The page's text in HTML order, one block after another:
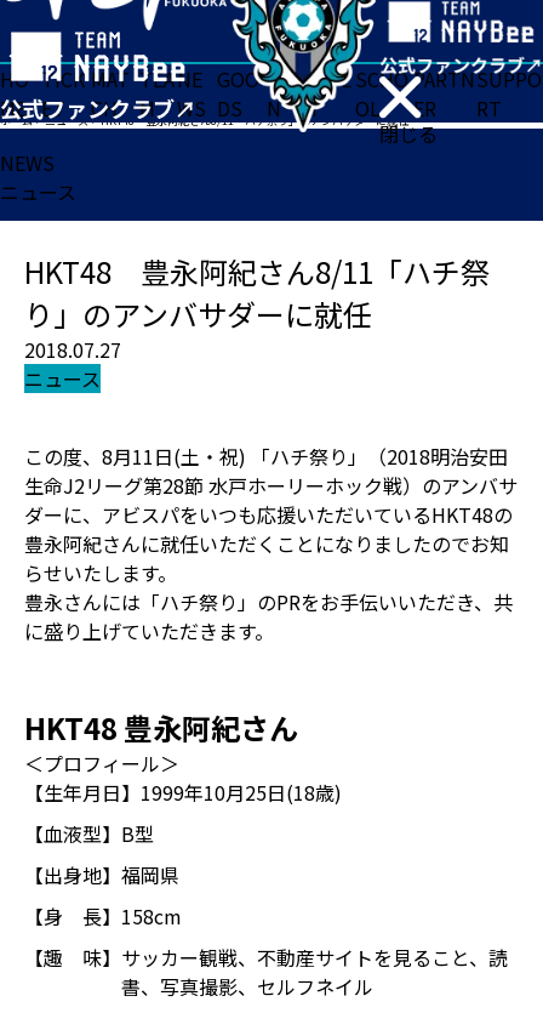
閉じる
HO
ME
TICK
ET
MAT
CH
TEA
M
NE
WS
GOO
DS
FA
N
ACADE
MY
SCHO
OL
PARTN
ER
SUPPO
RT
ホーム>ニュース>HKT48 豊永阿紀さん8/11「ハチ祭り」のアンバサダーに就任
NEWS
ニュース
HKT48 豊永阿紀さん8/11「ハチ祭
り」のアンバサダーに就任
2018.07.27
ニュース
この度、8月11日(土・祝) 「ハチ祭り」（2018明治安田
生命J2リーグ第28節 水戸ホーリーホック戦）のアンバサ
ダーに、アビスパをいつも応援いただいているHKT48の
豊永阿紀さんに就任いただくことになりましたのでお知
らせいたします。
豊永さんには「ハチ祭り」のPRをお手伝いいただき、共
に盛り上げていただきます。
HKT48 豊永阿紀さん
＜プロフィール＞
【生年月日】 1999年10月25日(18歳)
【血液型】 B型
【出身地】 福岡県
【身 長】 158cm
【趣 味】 サッカー観戦、不動産サイトを見ること、読
書、写真撮影、セルフネイル